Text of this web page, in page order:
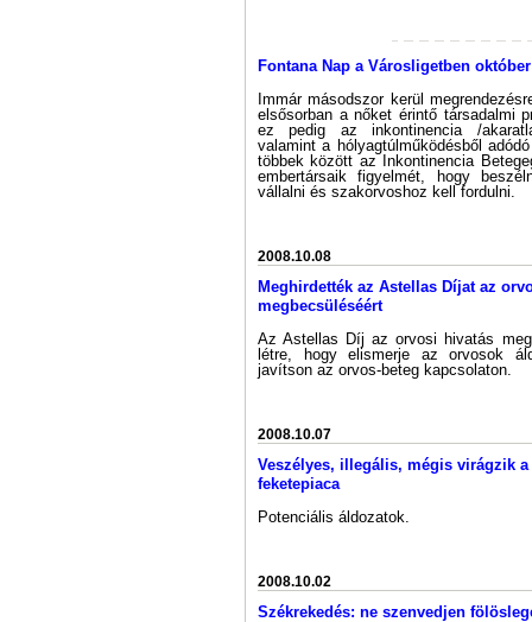
Fontana Nap a Városligetben október
Immár másodszor kerül
elsősorban a nőket érintő társadalmi
ez pedig az inkontinencia /
valamint a hólyagtúlműködésből
többek között az Inkontinencia
embertársaik figyelmét, hogy
vállalni és szakorvoshoz kell fordulni.
2008.10.08
Meghirdették az Astellas Díjat az
megbecsüléséért
Az Astellas Díj az orvosi hivatás
létre, hogy elismerje az orvosok
javítson az orvos-beteg kapcsolaton.
2008.10.07
Veszélyes, illegális, mégis virágzik
feketepiaca
Potenciális áldozatok.
2008.10.02
Székrekedés: ne szenvedjen